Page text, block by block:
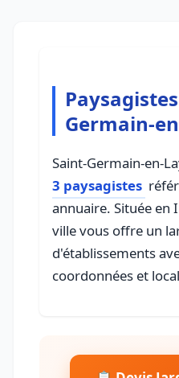
Germain-
Saint-Germain-en-
3 paysagistes
annuaire. Située en
ville vous offre un
d'établissements
coordonnées et